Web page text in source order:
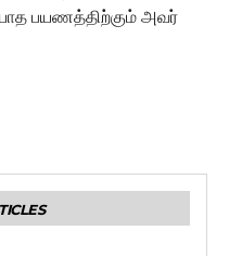
பயணத்திற்கும் அவர்